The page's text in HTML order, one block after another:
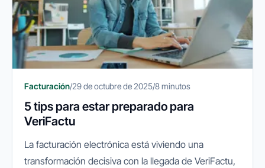
Facturación/29 de octubre de 2025/8 minutos
5 tips para estar preparado para
VeriFactu
La facturación electrónica está viviendo una
transformación decisiva con la llegada de VeriFactu,